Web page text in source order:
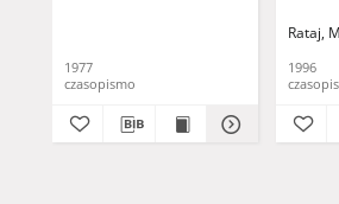
1977
czasopismo
Rataj,
1996